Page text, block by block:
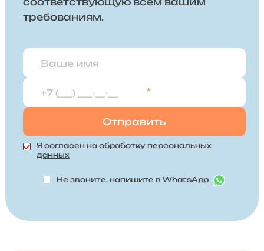
требованиям.
*
Я согласен на обработку персональных
данных
Не звоните, напишите в WhatsApp